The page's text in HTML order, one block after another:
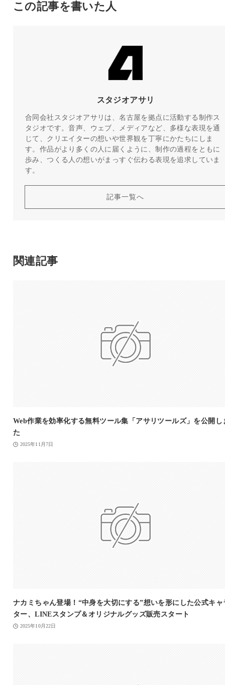
この記事を書いた人
スタジオアサリ
合同会社スタジオアサリは、名古屋を拠点に活動する制作ス
タジオです。音声、ウェブ、メディアなど、多様な表現を通
じて、クリエイターの想いや世界観を丁寧にかたちにしま
す。作品がより多くの人に届くように、制作の過程をともに
歩み、つくる人の想いがまっすぐ伝わる表現を追求していま
す。
記事一覧へ
関連記事
Web作業を効率化する無料ツール集「アサリツールズ」を公開し
た
2025年11月7日
ナカミちゃん登場！“中身を大切にする”想いを形にした公式キャ
ター、LINEスタンプ＆オリジナルグッズ販売スタート
2025年10月22日